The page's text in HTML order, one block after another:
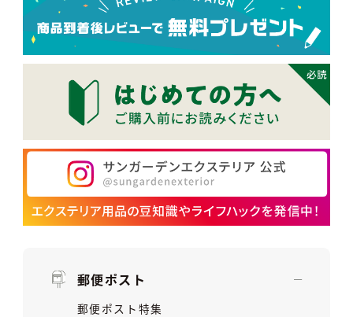
郵便ポスト
郵便ポスト特集